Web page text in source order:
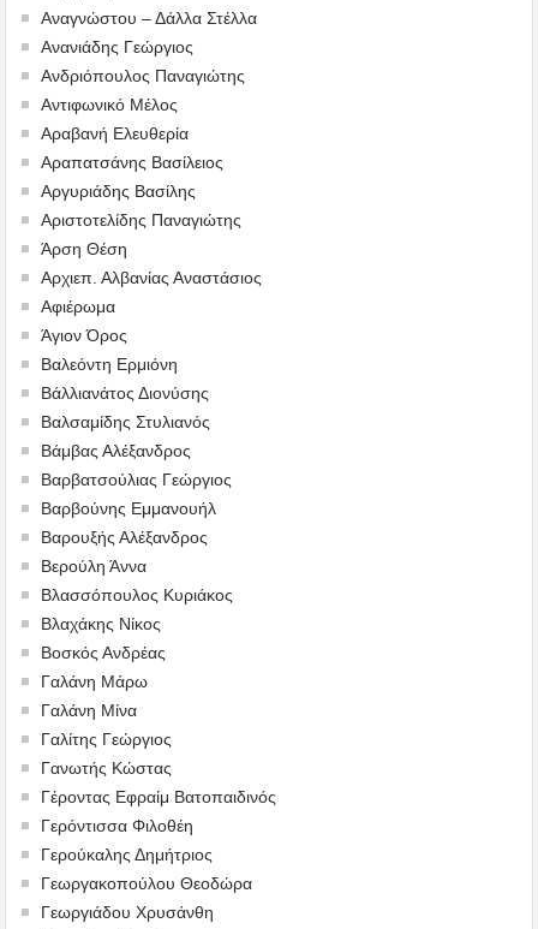
Αναγνώστου – Δάλλα Στέλλα
Ανανιάδης Γεώργιος
Ανδριόπουλος Παναγιώτης
Αντιφωνικό Μέλος
Αραβανή Ελευθερία
Αραπατσάνης Βασίλειος
Αργυριάδης Βασίλης
Αριστοτελίδης Παναγιώτης
Άρση Θέση
Αρχιεπ. Αλβανίας Αναστάσιος
Αφιέρωμα
Άγιον Όρος
Βαλεόντη Ερμιόνη
Βάλλιανάτος Διονύσης
Βαλσαμίδης Στυλιανός
Βάμβας Αλέξανδρος
Βαρβατσούλιας Γεώργιος
Βαρβούνης Εμμανουήλ
Βαρουξής Αλέξανδρος
Βερούλη Άννα
Βλασσόπουλος Κυριάκος
Βλαχάκης Νίκος
Βοσκός Ανδρέας
Γαλάνη Μάρω
Γαλάνη Μίνα
Γαλίτης Γεώργιος
Γανωτής Κώστας
Γέροντας Εφραίμ Βατοπαιδινός
Γερόντισσα Φιλοθέη
Γερούκαλης Δημήτριος
Γεωργακοπούλου Θεοδώρα
Γεωργιάδου Χρυσάνθη